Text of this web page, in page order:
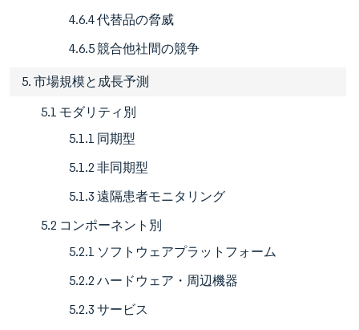
4.6.4 代替品の脅威
4.6.5 競合他社間の競争
5. 市場規模と成長予測
5.1 モダリティ別
5.1.1 同期型
5.1.2 非同期型
5.1.3 遠隔患者モニタリング
5.2 コンポーネント別
5.2.1 ソフトウェアプラットフォーム
5.2.2 ハードウェア・周辺機器
5.2.3 サービス